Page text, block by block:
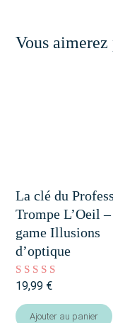
Vous
La clé du
Trompe L’Oeil –
game Illusions
d’optique
Note
sur 5
19,99 €
Ajouter au panier